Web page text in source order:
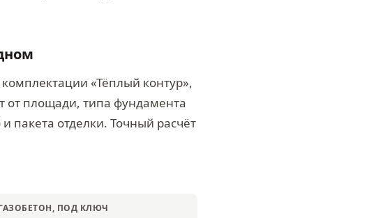
«Тёплый контур»,
от площади, типа фундамента
пакета отделки. Точный расчёт
ПОД КЛЮЧ